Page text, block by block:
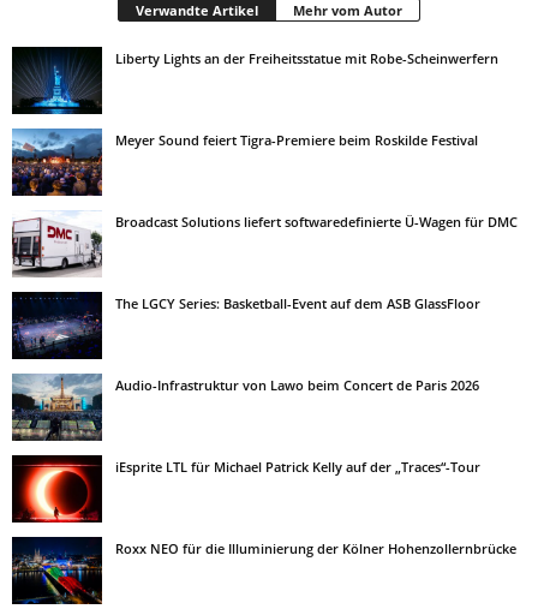
Verwandte Artikel Mehr vom Autor
Liberty Lights an der Freiheitsstatue mit Robe-Scheinwerfern
Meyer Sound feiert Tigra-Premiere beim Roskilde Festival
Broadcast Solutions liefert softwaredefinierte Ü-Wagen für DMC
The LGCY Series: Basketball-Event auf dem ASB GlassFloor
Audio-Infrastruktur von Lawo beim Concert de Paris 2026
iEsprite LTL für Michael Patrick Kelly auf der „Traces“-Tour
Roxx NEO für die Illuminierung der Kölner Hohenzollernbrücke